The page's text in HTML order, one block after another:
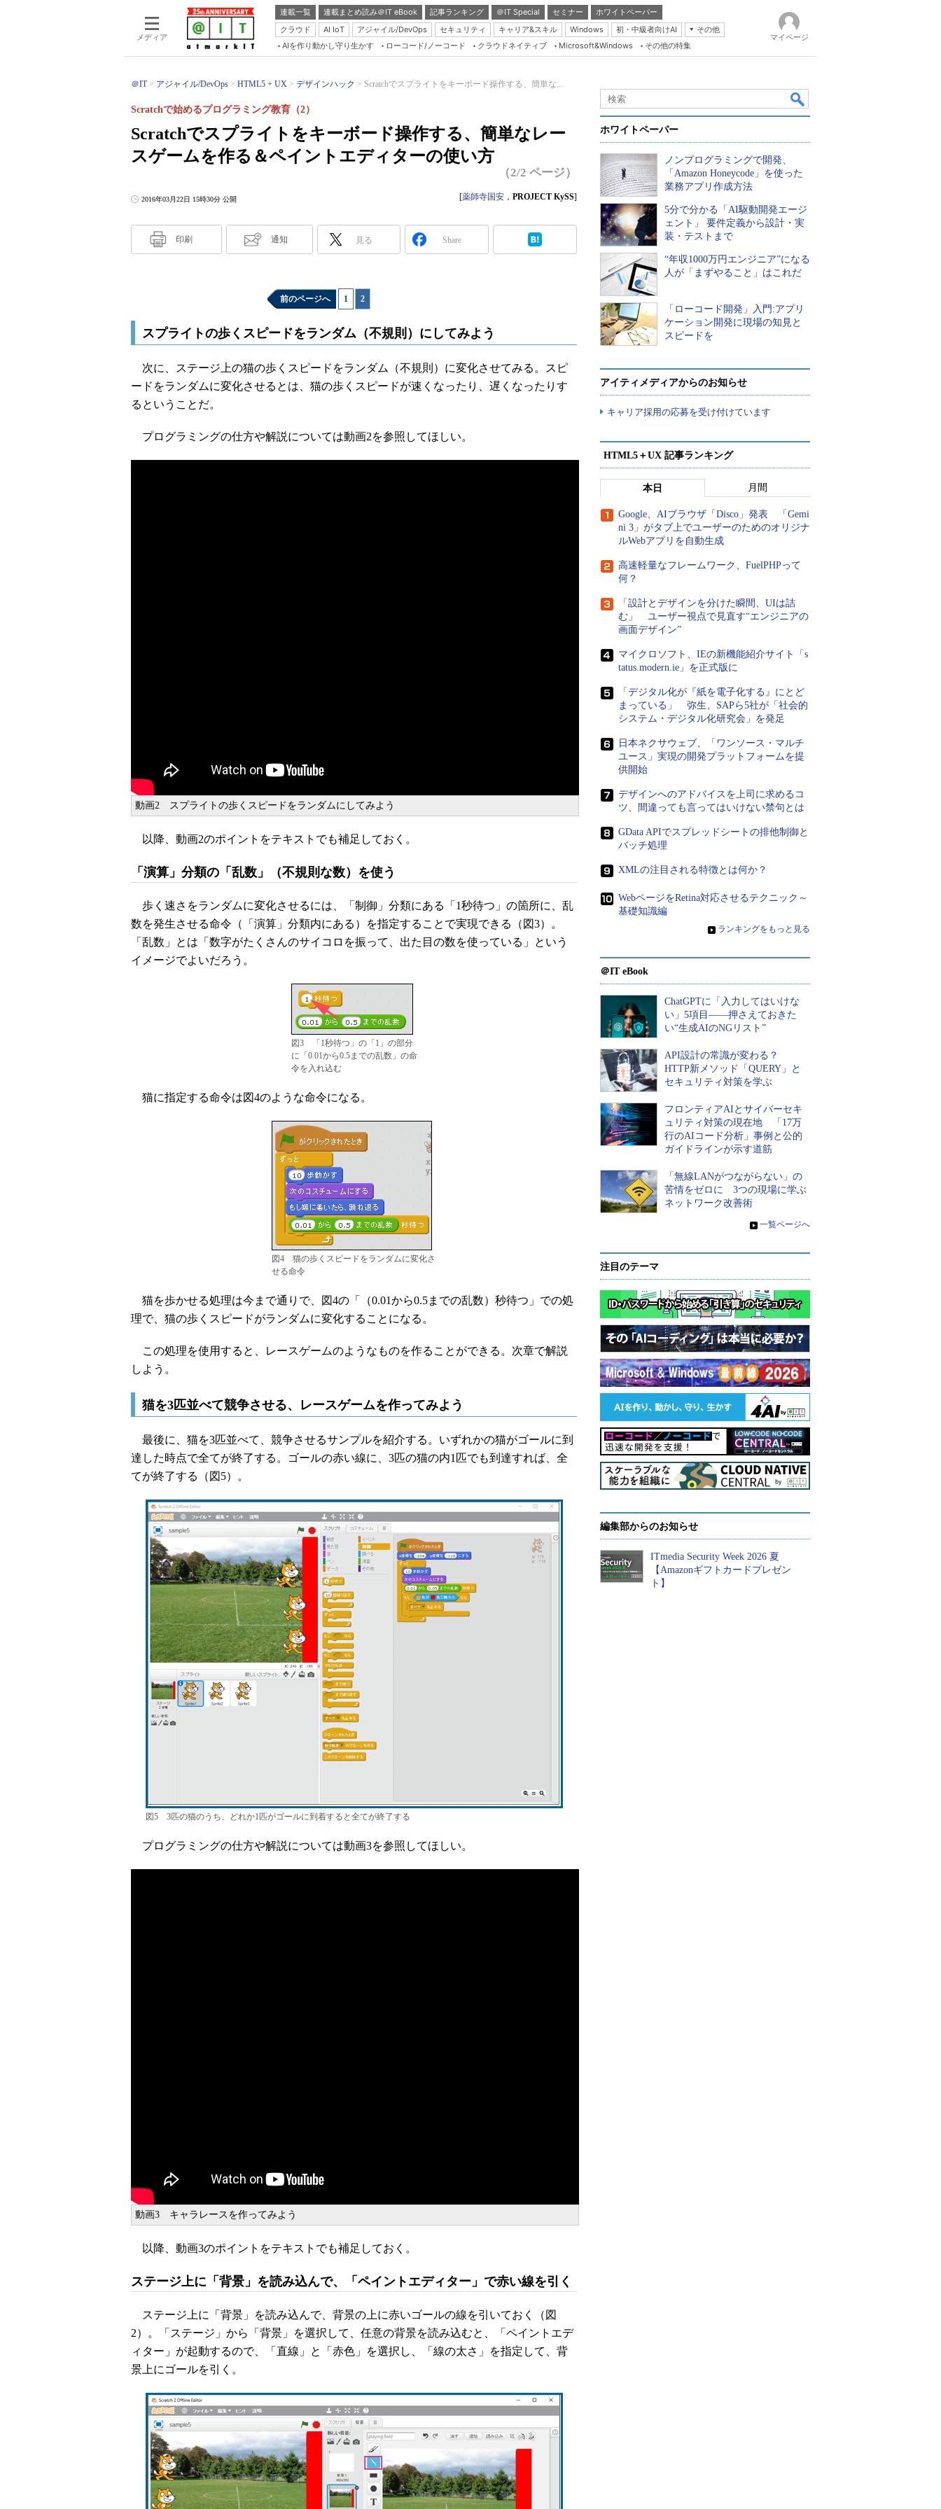
メディア
連載一覧 連載まとめ読み＠IT eBook 記事ランキング ＠IT Special セミナー
ホワイトペーパー
クラウド
AI IoT アジャイル/DevOps セキュリティ キャリア&スキル Windows 初・中級者向けAI
その他
Server & Storage
Database Expert
Master of IP Network
Security & Trust
Test & Tools
AIを作り動かし守り生かす ローコード/ノーコード クラウドネイティブ Microsoft&Windows その他の特集
マイページ
＠IT アジャイル/DevOps HTML5 + UX デザインハック Scratchでスプライトをキーボード操作する、簡単な...
Scratchでスプライトをキーボード操作する、簡単なレー
スゲームを作る＆ペイントエディターの使い方
Scratchで始めるプログラミング教育（2）
（2/2 ページ）
2016年03月22日 15時30分 公開 [薬師寺国安 ， PROJECT KySS]
印刷 通知 見る Share
前のページへ 1 2
スプライトの歩くスピードをランダム（不規則）にしてみよう
次に、ステージ上の猫の歩くスピードをランダム（不規則）に変化させてみる。スピ
ードをランダムに変化させるとは、猫の歩くスピードが速くなったり、遅くなったりす
るということだ。
プログラミングの仕方や解説については動画2を参照してほしい。
動画2 スプライトの歩くスピードをランダムにしてみよう
以降、動画2のポイントをテキストでも補足しておく。
「演算」分類の「乱数」（不規則な数）を使う
歩く速さをランダムに変化させるには、「制御」分類にある「1秒待つ」の箇所に、乱
数を発生させる命令（「演算」分類内にある）を指定することで実現できる（図3）。
「乱数」とは「数字がたくさんのサイコロを振って、出た目の数を使っている」という
イメージでよいだろう。
図3 「1秒待つ」の「1」の部分
に「0.01から0.5までの乱数」の命
令を入れ込む
猫に指定する命令は図4のような命令になる。
図4 猫の歩くスピードをランダムに変化さ
せる命令
猫を歩かせる処理は今まで通りで、図4の「（0.01から0.5までの乱数）秒待つ」での処
理で、猫の歩くスピードがランダムに変化することになる。
この処理を使用すると、レースゲームのようなものを作ることができる。次章で解説
しよう。
猫を3匹並べて競争させる、レースゲームを作ってみよう
最後に、猫を3匹並べて、競争させるサンプルを紹介する。いずれかの猫がゴールに到
達した時点で全てが終了する。ゴールの赤い線に、3匹の猫の内1匹でも到達すれば、全
てが終了する（図5）。
図5 3匹の猫のうち、どれか1匹がゴールに到着すると全てが終了する
プログラミングの仕方や解説については動画3を参照してほしい。
動画3 キャラレースを作ってみよう
以降、動画3のポイントをテキストでも補足しておく。
ステージ上に「背景」を読み込んで、「ペイントエディター」で赤い線を引く
ステージ上に「背景」を読み込んで、背景の上に赤いゴールの線を引いておく（図
2）。「ステージ」から「背景」を選択して、任意の背景を読み込むと、「ペイントエデ
ィター」が起動するので、「直線」と「赤色」を選択し、「線の太さ」を指定して、背
景上にゴールを引く。
ホワイトペーパー
ノンプログラミングで開発、
「Amazon Honeycode」を使った
業務アプリ作成方法
5分で分かる「AI駆動開発エージ
ェント」 要件定義から設計・実
装・テストまで
“年収1000万円エンジニア”になる
人が「まずやること」はこれだ
「ローコード開発」入門:アプリ
ケーション開発に現場の知見と
スピードを
アイティメディアからのお知らせ
キャリア採用の応募を受け付けています
HTML5＋UX 記事ランキング
本日 月間
Google、AIブラウザ「Disco」発表 「Gemi
ni 3」がタブ上でユーザーのためのオリジナ
ルWebアプリを自動生成
高速軽量なフレームワーク、FuelPHPって
何？
「設計とデザインを分けた瞬間、UIは詰
む」 ユーザー視点で見直す“エンジニアの
画面デザイン”
マイクロソフト、IEの新機能紹介サイト「s
tatus.modern.ie」を正式版に
「デジタル化が『紙を電子化する』にとど
まっている」 弥生、SAPら5社が「社会的
システム・デジタル化研究会」を発足
日本ネクサウェブ、「ワンソース・マルチ
ユース」実現の開発プラットフォームを提
供開始
デザインへのアドバイスを上司に求めるコ
ツ、間違っても言ってはいけない禁句とは
GData APIでスプレッドシートの排他制御と
バッチ処理
XMLの注目される特徴とは何か？
WebページをRetina対応させるテクニック～
基礎知識編
» ランキングをもっと見る
＠IT eBook
ChatGPTに「入力してはいけな
い」5項目――押さえておきた
い“生成AIのNGリスト”
API設計の常識が変わる？
HTTP新メソッド「QUERY」と
セキュリティ対策を学ぶ
フロンティアAIとサイバーセキ
ュリティ対策の現在地 「17万
行のAIコード分析」事例と公的
ガイドラインが示す道筋
「無線LANがつながらない」の
苦情をゼロに 3つの現場に学ぶ
ネットワーク改善術
» 一覧ページへ
注目のテーマ
編集部からのお知らせ
ITmedia Security Week 2026 夏
【Amazonギフトカードプレゼン
ト】